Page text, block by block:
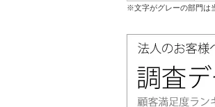
※文字がグレーの部門は